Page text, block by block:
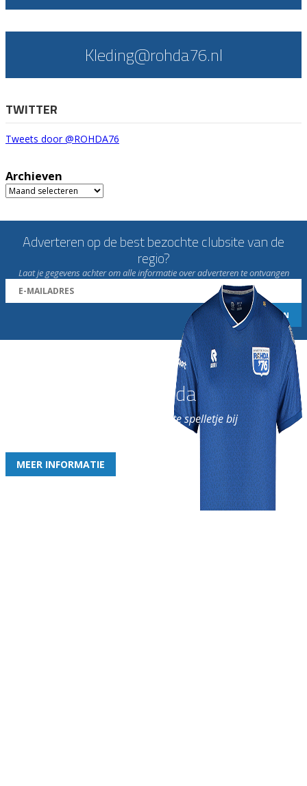
Kleding@rohda76.nl
TWITTER
Tweets door @ROHDA76
Archieven
Archieven
Adverteren op de best bezochte clubsite van de
regio?
Laat je gegevens achter om alle informatie over adverteren te ontvangen
Word nu lid van Rohda
en geniet iedere week van het leukste spelletje bij
MEER INFORMATIE